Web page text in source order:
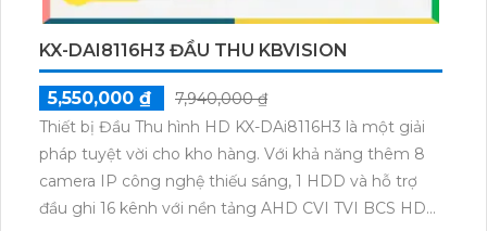
KX-DAI8116H3 ĐẦU THU KBVISION
5,550,000 ₫
7,940,000 ₫
Thiết bị Đầu Thu hình HD KX-DAi8116H3 là một giải
pháp tuyệt vời cho kho hàng. Với khả năng thêm 8
camera IP công nghệ thiếu sáng, 1 HDD và hỗ trợ
đầu ghi 16 kênh với nền tảng AHD CVI TVI BCS HD